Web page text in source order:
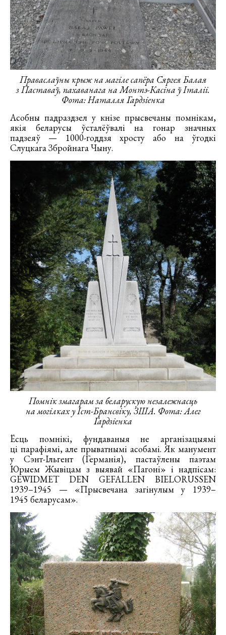
Праваслаўны крыж на магіле сапёра Сяргея Балая
з Паставаў, пахаванага на Монтэ-Касіна ў Італіі.
Фота: Наталля Гардзіенка
Асобны падраздзел у кнізе прысвечаны помнікам,
якія беларусы ўсталёўвалі на гонар значных
падзеяў — 1000-годдзя хросту або на ўгодкі
Слуцкага Збройнага Чыну.
Помнік змагарам за беларускую незалежнасць
на могілках у Іст-Брансвіку, ЗША. Фота: Алег
Гардзіенка
Ёсць помнікі, фундаваныя не арганізацыямі
ці парафіямі, але прыватнымі асобамі. Як манумент
у Сэнт-Ільгент (Германія), пастаўлены паэтам
Юрыем Жывіцам з выявай «Пагоні» і надпісам:
GEWIDMET DEN GEFALLEN BIELORUSSEN
1939–1945 — «Прысвечана загінулым у 1939–
1945 беларусам».